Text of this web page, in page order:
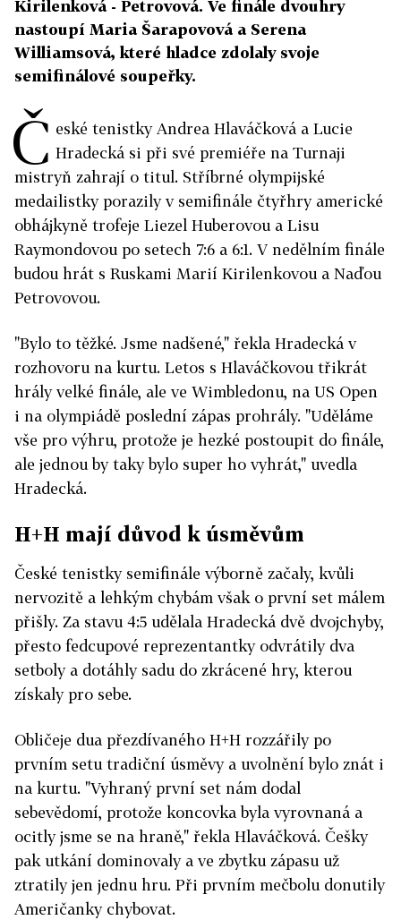
Kirilenková - Petrovová. Ve finále dvouhry
nastoupí Maria Šarapovová a Serena
Williamsová, které hladce zdolaly svoje
semifinálové soupeřky.
Č eské tenistky Andrea Hlaváčková a Lucie
Hradecká si při své premiéře na Turnaji
mistryň zahrají o titul. Stříbrné olympijské
medailistky porazily v semifinále čtyřhry americké
obhájkyně trofeje Liezel Huberovou a Lisu
Raymondovou po setech 7:6 a 6:1. V nedělním finále
budou hrát s Ruskami Marií Kirilenkovou a Naďou
Petrovovou.
"Bylo to těžké. Jsme nadšené," řekla Hradecká v
rozhovoru na kurtu. Letos s Hlaváčkovou třikrát
hrály velké finále, ale ve Wimbledonu, na US Open
i na olympiádě poslední zápas prohrály. "Uděláme
vše pro výhru, protože je hezké postoupit do finále,
ale jednou by taky bylo super ho vyhrát," uvedla
Hradecká.
H+H mají důvod k úsměvům
České tenistky semifinále výborně začaly, kvůli
nervozitě a lehkým chybám však o první set málem
přišly. Za stavu 4:5 udělala Hradecká dvě dvojchyby,
přesto fedcupové reprezentantky odvrátily dva
setboly a dotáhly sadu do zkrácené hry, kterou
získaly pro sebe.
Obličeje dua přezdívaného H+H rozzářily po
prvním setu tradiční úsměvy a uvolnění bylo znát i
na kurtu. "Vyhraný první set nám dodal
sebevědomí, protože koncovka byla vyrovnaná a
ocitly jsme se na hraně," řekla Hlaváčková. Češky
pak utkání dominovaly a ve zbytku zápasu už
ztratily jen jednu hru. Při prvním mečbolu donutily
Američanky chybovat.